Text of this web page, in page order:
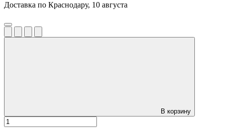
Доставка по Краснодару, 10 августа
В корзину